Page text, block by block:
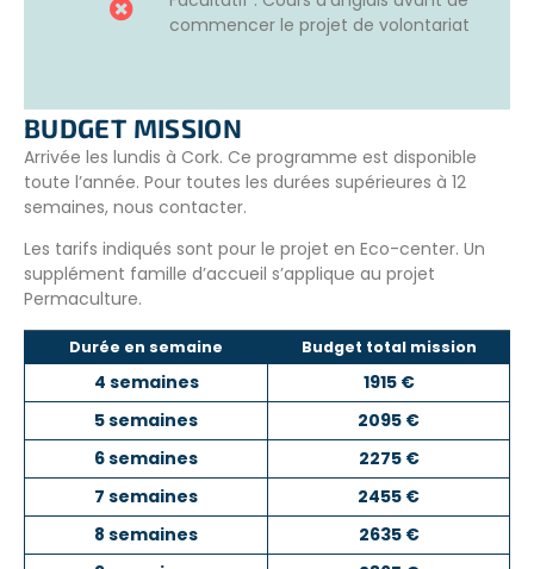
Pour cela, les fermes élèvent des poules en plein air, du
bétail, mais aussi des abeilles et cultivent aussi des fruits
Ces fermes jouent également unrôle éducatif en
accueillant des visiteurs
scolaires et communautaires, pour les sensibiliser aux
pratiques agricoles durables.
Entretenir les jardins de fruits et légumes
Prendre part aux divers travaux en extérieur
Participer aux travaux d’entretien de la ferme
commencer le projet de volontariat
BUDGET MISSION
Arrivée les lundis à Cork. Ce programme est disponible
toute l’année. Pour toutes les durées supérieures à 12
semaines, nous contacter.
Les tarifs indiqués sont pour le projet en Eco-center. Un
supplément famille d’accueil s’applique au projet
Permaculture.
Durée en semaine Budget total mission
4 semaines
1915 €
5 semaines
2095 €
6 semaines
2275 €
7 semaines
2455 €
8 semaines
2635 €